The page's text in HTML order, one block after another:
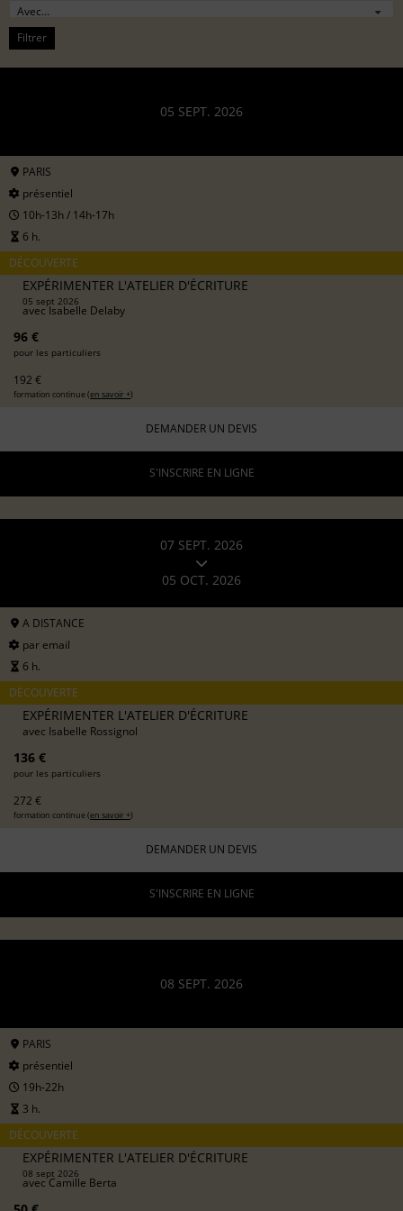
Filtrer
05 SEPT. 2026
PARIS
présentiel
10h-13h / 14h-17h
6 h.
DÉCOUVERTE
EXPÉRIMENTER L'ATELIER D'ÉCRITURE
05 sept 2026
avecIsabelle Delaby
96 €
pour les particuliers
192 €
formation continue (en savoir +)
DEMANDER UN DEVIS
S'INSCRIRE EN LIGNE
07 SEPT. 2026
05 OCT. 2026
A DISTANCE
par email
6 h.
DÉCOUVERTE
EXPÉRIMENTER L'ATELIER D'ÉCRITURE
avec Isabelle Rossignol
136 €
pour les particuliers
272 €
formation continue (en savoir +)
DEMANDER UN DEVIS
S'INSCRIRE EN LIGNE
08 SEPT. 2026
PARIS
présentiel
19h-22h
3 h.
DÉCOUVERTE
EXPÉRIMENTER L'ATELIER D'ÉCRITURE
08 sept 2026
avecCamille Berta